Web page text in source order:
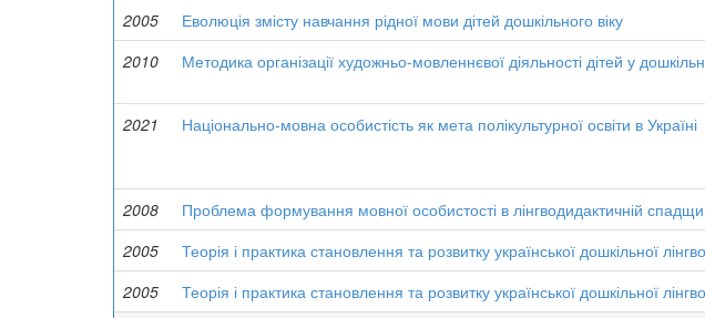
2005
Еволюція змісту навчання рідної мови дітей дошкільного віку
2010
Методика організації художньо-мовленнєвої діяльності дітей у
2021
Національно-мовна особистість як мета полікультурної освіти в Україні
2008
Проблема формування мовної особистості в лінгводидактичній
2005
Теорія і практика становлення та розвитку української дошкільної
2005
Теорія і практика становлення та розвитку української дошкільної